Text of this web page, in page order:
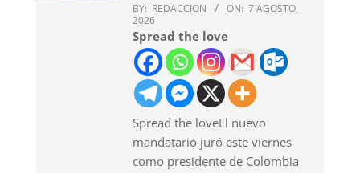
BY: REDACCION ON: 7 AGOSTO,
2026
Spread the love
Spread the loveEl nuevo
mandatario juró este viernes
como presidente de Colombia